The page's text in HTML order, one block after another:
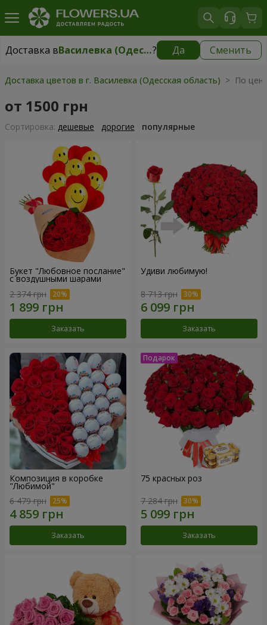
Доставка в Василевка (Одесская область)? Да Сменить
Доставка вВасилевка (Одесская область) |595 грн
Доставка цветов в г. Василевка (Одесская область) > По
от 1500 грн
Cортировка: дешевые дорогие популярные
Букет "Любовное послание"
с воздушными шарами
2 374 грн
Заказать
Удиви любимую!
8 713 грн
Заказать
Композиция в коробке
"Любимой"
6 479 грн
Заказать
75 красных роз
7 284 грн
Заказать